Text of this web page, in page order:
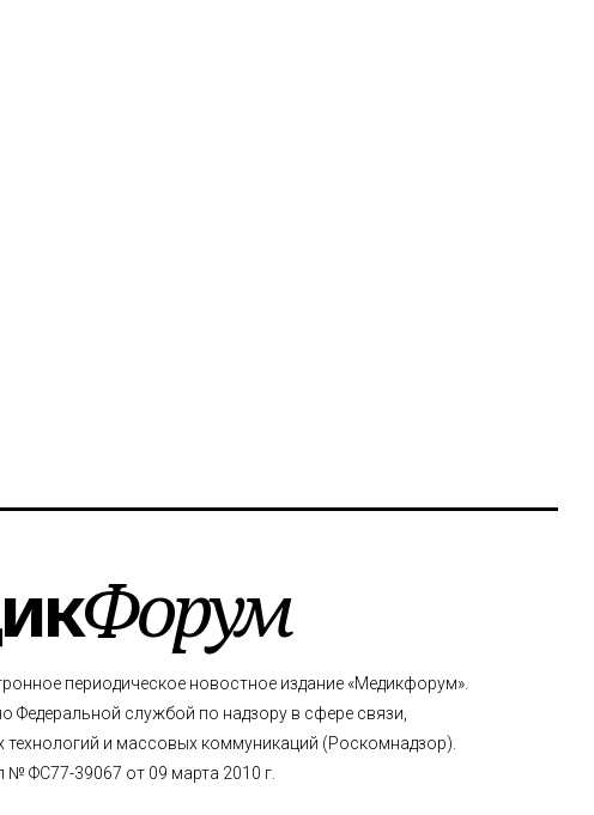
Форум
периодическое новостное издание «Медикфорум».
Федеральной службой по надзору в сфере связи,
и массовых коммуникаций (Роскомнадзор).
№ ФС77-39067 от 09 марта 2010 г.